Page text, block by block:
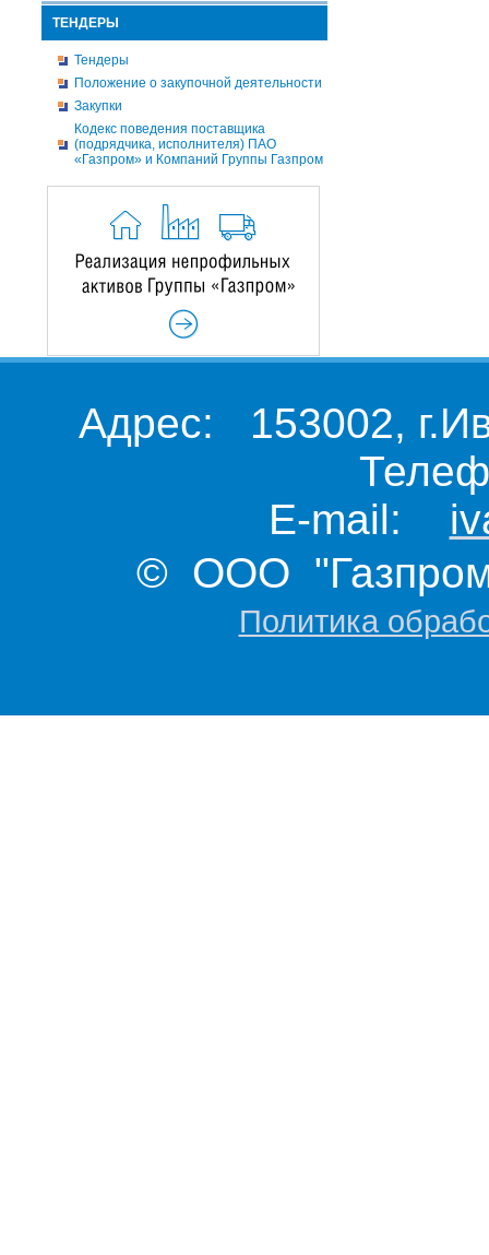
ТЕНДЕРЫ
Тендеры
Положение о закупочной деятельности
Закупки
Кодекс поведения поставщика
(подрядчика, исполнителя) ПАО
«Газпром» и Компаний Группы Газпром
Адрес: 153002,
E-mail:
© ООО "Газпром
Политика